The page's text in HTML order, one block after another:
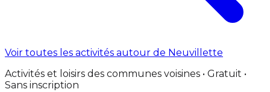
Voir toutes les activités autour de Neuvillette
Activités et loisirs des communes voisines • Gratuit •
Sans inscription